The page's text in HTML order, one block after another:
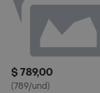
$ 789,00
(789/und)